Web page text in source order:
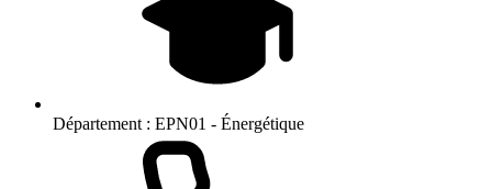
Département : EPN01 - Énergétique